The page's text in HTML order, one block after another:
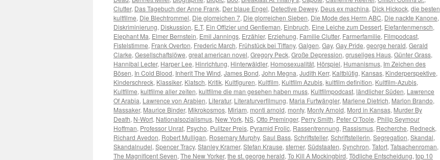
Clutter, Das Tagebuch der Anne Frank, Der blaue Engel, Detective Dewey, Deus ex machina, Dick Hickock, die besten
kultfilme, Die Blechtrommel, Die glorreichen 7, Die glorreichen Sieben, Die Mode des Herrn ABC, Die nackte Kanone,
Diskriminierung, Diskussion, E.T, Ein Offizier und Gentleman, Einbruch, Eine Leiche zum Dessert, Elefantenmensch,
Elephant Ma, Elmer Bernstein, Emil Jannings, Erzähler, Erziehung, Familie Clutter, Farmerfamilie, Filmpodcast,
Fistelstimme, Frank Overton, Frederic March, Frühstück bei Tiffany, Galgen, Gay, Gay Pride, george herald, Gerald
Clarke, Gesellschaftslöwe, great american novel, Gregory Peck, Große Depression, gruseliges Haus, Günter Grass,
Hannibal Lecter, Harper Lee, Hinrichtung, Hinterwäldler, Homosexualität, Hörspiel, Humanismus, Im Zeichen des
Bösen, In Cold Blood, Inherit The Wind, James Bond, John Megna, Judith Kerr, Kaltblütig, Kansas, Kinderperspektive,
Kinderschreck, Klassiker, Klatsch, Kritik, Kultfiguren, Kultfilm, Kultfilm Azubis, kultfilm definition, Kultfilm-Azubis,
Kultfilme, kultfilme aller zeiten, kultfilme die man gesehen haben muss, Kultfilmpodcast, ländlicher Süden, Lawrence
Of Arabia, Lawrence von Arabien, Literatur, Literaturverfilmung, Maria Furtwängler, Marlene Dietrich, Marlon Brando,
Massaker, Maurice Binder, Mikrokosmos, Miriam, monti arnold, monty, Monty Arnold, Mord in Kansas, Murder By
Death, N-Wort, Nationalsozialismus, New York, NS, Otto Preminger, Perry Smith, Peter O’Toole, Philip Seymour
Hoffman, Professor Unrat, Psycho, Pulitzer Preis, Pyramid Frolic, Rassentrennung, Rassismus, Recherche, Redneck,
Richard Avedon, Robert Mulligan, Rosemary Murphy, Saul Bass, Schriftsteller, Schriftstellerin, Segregation, Skandal,
Skandalnudel, Spencer Tracy, Stanley Kramer, Stefan Krause, sterner, Südstaaten, Synchron, Tatort, Tatsachenroman,
The Magnificent Seven, The New Yorker, the st. george herald, To Kill A Mockingbird, Tödliche Entscheidung, top 10